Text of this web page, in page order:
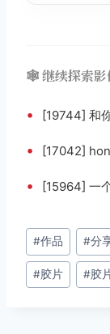
🕸️ 继续探索影
• [19744] 和
• [17042]
• [15964] 一
文
章
标
#作品 #分
#胶片 #胶